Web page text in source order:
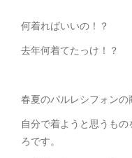
何着ればいいの！？
去年何着てたっけ！？
春夏のパルレシフォンの
自分で着ようと思うも
ろです。